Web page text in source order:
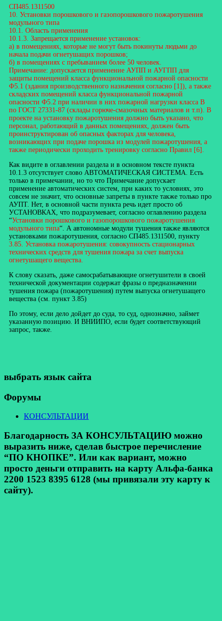
СП485.1311500
10. Установки порошкового и газопорошкового пожаротушения
модульного типа
10.1. Область применения
10.1.3. Запрещается применение установок:
а) в помещениях, которые не могут быть покинуты людьми до
начала подачи огнетушащих порошков;
б) в помещениях с пребыванием более 50 человек.
Примечание: допускается применение АУПП и АУГПП для
защиты помещений класса функциональной пожарной опасности
Ф5.1 (здания производственного назначения согласно [1]), а также
складских помещений класса функциональной пожарной
опасности Ф5.2 при наличии в них пожарной нагрузки класса B
по ГОСТ 27331-87 (склады горюче-смазочных материалов и т.п). В
проекте на установку пожаротушения должно быть указано, что
персонал, работающий в данных помещениях, должен быть
проинструктирован об опасных факторах для человека,
возникающих при подаче порошка из модулей пожаротушения, а
также периодически проходить тренировку согласно Правил [6].
Как видите в оглавлении раздела и в основном тексте пункта
10.1.3 отсутствует слово АВТОМАТИЧЕСКАЯ СИСТЕМА. Есть
только в примечании, но то что Примечание допускает
применение автоматических систем, при каких то условиях, это
совсем не значит, что основные запреты в пункте также только про
АУПТ. Нет, в основной части пункта речь идет просто об
УСТАНОВКАХ, что подразумевает, согласно оглавлению раздела
“Установки порошкового и газопорошкового пожаротушения
модульного типа“. А автономные модули тушения также являются
установками пожаротушения, согласно СП485.1311500, пункту
3.85. Установка пожаротушения: совокупность стационарных
технических средств для тушения пожара за счет выпуска
огнетушащего вещества.
К слову сказать, даже самосрабатывающие огнетушители в своей
технической документации содержат фразы о предназначении
тушения пожара (пожаротушения) путем выпуска огнетушащего
вещества (см. пункт 3.85)
По этому, если дело дойдет до суда, то суд, однозначно, займет
указанную позицию. И ВНИИПО, если будет соответствующий
запрос, также.
выбрать язык сайта
Форумы
КОНСУЛЬТАЦИИ
Благодарность ЗА КОНСУЛЬТАЦИЮ можно
выразить ниже, сделав быстрое перечисление
“ПО КНОПКЕ”. Или как вариант, можно
просто деньги отправить на карту Альфа-банка
2200 1523 8395 6128 (мы привязали эту карту к
сайту).